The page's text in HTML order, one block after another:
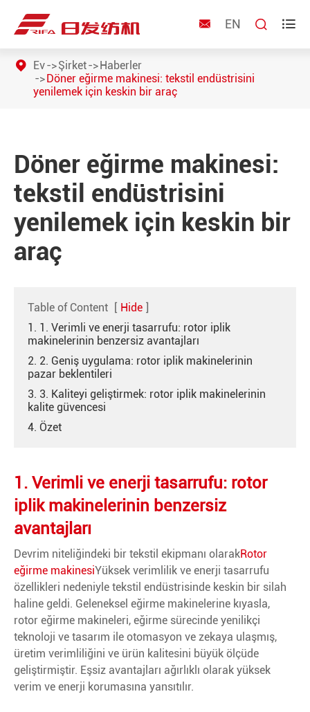
 EN  
Ev Şirket
Haberler
Döner eğirme makinesi: tekstil endüstrisini
yenilemek için keskin bir araç
Döner eğirme makinesi:
tekstil endüstrisini
yenilemek için keskin bir
araç
Table of Content [ Hide ]
1. 1. Verimli ve enerji tasarrufu: rotor iplik
makinelerinin benzersiz avantajları
2. 2. Geniş uygulama: rotor iplik makinelerinin
pazar beklentileri
3. 3. Kaliteyi geliştirmek: rotor iplik makinelerinin
kalite güvencesi
4. Özet
1. Verimli ve enerji tasarrufu: rotor
iplik makinelerinin benzersiz
avantajları
Devrim niteliğindeki bir tekstil ekipmanı olarakRotor
eğirme makinesiYüksek verimlilik ve enerji tasarrufu
özellikleri nedeniyle tekstil endüstrisinde keskin bir silah
haline geldi. Geleneksel eğirme makinelerine kıyasla,
rotor eğirme makineleri, eğirme sürecinde yenilikçi
teknoloji ve tasarım ile otomasyon ve zekaya ulaşmış,
üretim verimliliğini ve ürün kalitesini büyük ölçüde
geliştirmiştir. Eşsiz avantajları ağırlıklı olarak yüksek
verim ve enerji korumasına yansıtılır.